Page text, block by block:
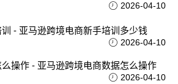
2026-04-10
- 亚马逊跨境电商新手培训多少钱
2026-04-10
操作 - 亚马逊跨境电商数据怎么操作
2026-04-10